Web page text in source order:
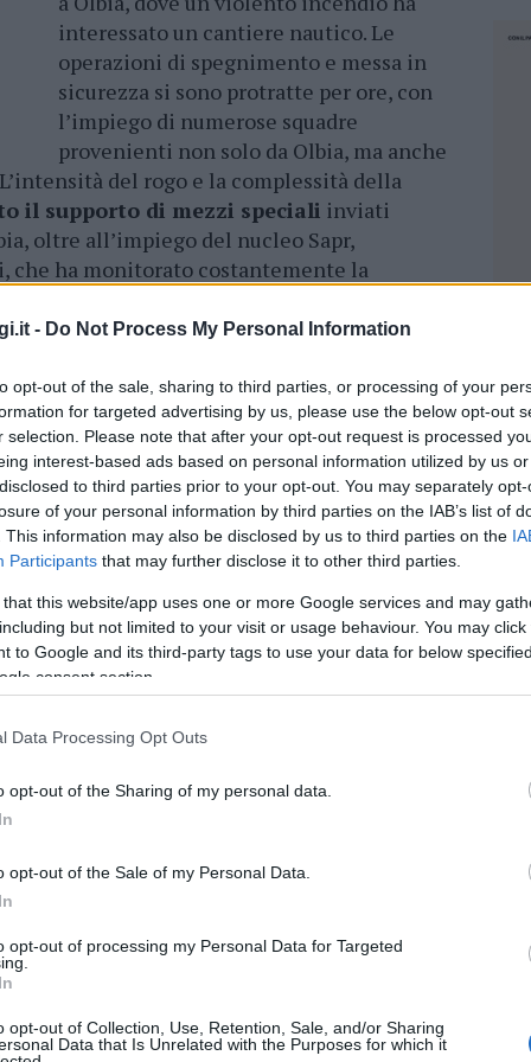
- Do Not Process My Personal Information
opt-out of the sale, sharing to third parties, or processing of your
for targeted advertising by us, please use the below opt-out
selection. Please note that after your opt-out request is processed
interest-based ads based on personal information utilized by us
to third parties prior to your opt-out. You may separately
of your personal information by third parties on the IAB’s list of
This information may also be disclosed by us to third parties on the
Participants that may further disclose it to other third parties.
that this website/app uses one or more Google services and may
but not limited to your visit or usage behaviour. You may
to Google and its third-party tags to use your data for below
consent section.
Data Processing Opt Outs
opt-out of the Sharing of my personal data.
opt-out of the Sale of my Personal Data.
opt-out of processing my Personal Data for Targeted
opt-out of Collection, Use, Retention, Sale, and/or Sharing
Data that Is Unrelated with the Purposes for which it
interessato un cantiere nautico. Le
operazioni di spegnimento e messa in
sicurezza si sono protratte per ore, con
l’impiego di numerose squadre
provenienti non solo da Olbia, ma anche
del rogo e la complessità della
il supporto di mezzi speciali inviati
oltre all’impiego del nucleo Sapr,
che ha monitorato costantemente la
la durata dell’intervento notturno.
operativa delComando dei vigili del
le operazioni a distanza, garantendo il
al distaccamento di Olbia, messo a dura
dell’incendio, unita al rischio che le alte
aicapannoni adiacenti, ha imposto
ore.
dei locali e prevenire ulteriori danni
la priorità resta contenere ogni
in sicurezza l’intera area industriale